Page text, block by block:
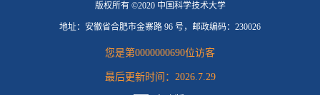
版权所有 ©2020 中国科学技术大学
地址：安徽省合肥市金寨路 96 号，邮政编码：230026
您是第0000000690位访客
最后更新时间： 2026.7.29